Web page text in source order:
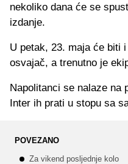
nekoliko dana će se
izdanje.
U petak, 23. maja će biti
osvajač, a trenutno je
Napolitanci se nalaze na
Inter ih prati u stopu sa
POVEZANO
Za vikend posljednje kolo